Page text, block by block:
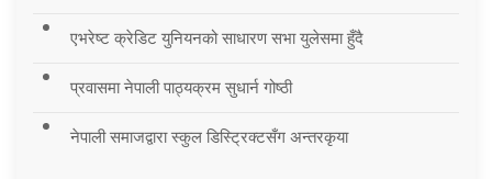
एभरेष्ट क्रेडिट युनियनको साधारण सभा युलेसमा हुँदै
प्रवासमा नेपाली पाठ्यक्रम सुधार्न गोष्ठी
नेपाली समाजद्वारा स्कुल डिस्ट्रिक्टसँग अन्तरकृया